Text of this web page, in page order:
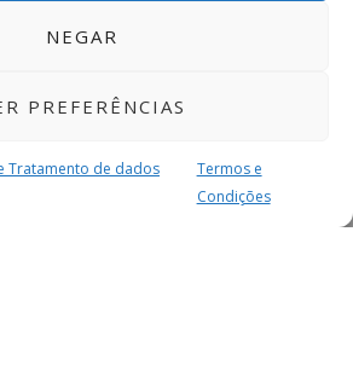
NEGAR
PREFERÊNCIAS
Tratamento de dados
Termos e
Condições